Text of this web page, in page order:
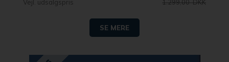
Vejl. udsalgspris
1.299,00 DKK
SE MERE